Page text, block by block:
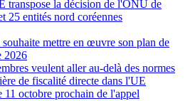
transpose la décision de l'ONU de
25 entités nord coréennes
mettre en œuvre son plan de
2026
veulent aller au-delà des normes
de fiscalité directe dans l'UE
11 octobre prochain de l'appel